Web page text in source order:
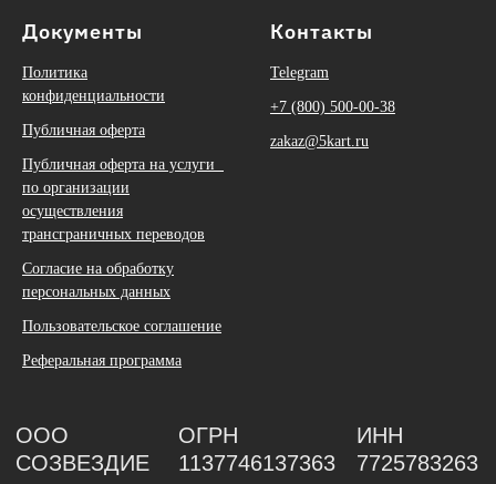
Документы
Политика
конфиденциальности
Публичная оферта
Публичная оферта на услуги
по организации
осуществления
трансграничных переводов
Согласие на обработку
персональных данных
Пользовательское соглашение
Реферальная программа
Контакты
Telegram
+7 (800) 500-00-38
zakaz@5kart.ru